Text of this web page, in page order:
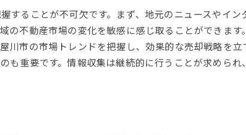
市計画とその不動産へのインパクト
動産売却を成功に導く準備のコツ
物件評価とその重要性
することが不可欠です。まず、地元のニュースやイ
の不動産市場の変化を敏感に感じ取ることができま
川市の市場トレンドを把握し、効果的な売却戦略を
も重要です。情報収集は継続的に行うことが求めら